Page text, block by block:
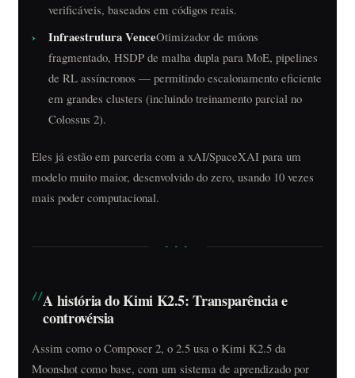
verificáveis, baseados em códigos reais.
Infraestrutura VenceOtimizador de múons
fragmentado, HSDP de malha dupla para MoE, pipelines
de RL assíncronos — permitindo escalonamento eficiente
em grandes clusters (incluindo treinamento parcial no
Colossus 2).
Eles já estão em parceria com a xAI/SpaceXAI para um
modelo muito maior, desenvolvido do zero, usando 10 vezes
mais poder computacional.
A história do Kimi K2.5: Transparência e
controvérsia
Assim como o Composer 2, o 2.5 usa o Kimi K2.5 da
Moonshot como base, com um sistema de aprendizado por